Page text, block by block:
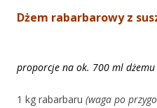
Dżem rabarbarowy z
proporcje na ok. 700 ml dżemu
1 kg rabarbaru (waga po